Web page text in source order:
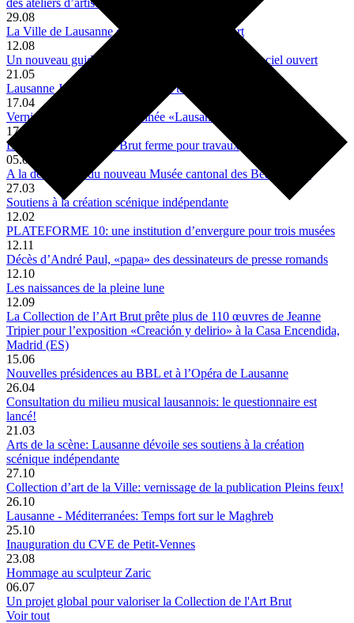
29.08
La Ville de Lausanne enrichit sa collection d’art
12.08
Un nouveau guide pour découvrir l’art lausannois à ciel ouvert
21.05
Lausanne Jardins 2019: de terre à terre
17.04
Vernissage de la bande dessinée «Lausanne imaginée»
17.04
La Collection de l’Art Brut ferme pour travaux
05.04
A la découverte du nouveau Musée cantonal des Beaux -Arts
27.03
Soutiens à la création scénique indépendante
12.02
PLATEFORME 10: une institution d’envergure pour trois musées
12.11
Décès d’André Paul, «papa» des dessinateurs de presse romands
12.10
Les naissances de la pleine lune
12.09
La Collection de l’Art Brut prête plus de 110 œuvres de Jeanne
Tripier pour l’exposition «Creación y delirio» à la Casa Encendida,
Madrid (ES)
15.06
Nouvelles présidences au BBL et à l’Opéra de Lausanne
26.04
Consultation du milieu musical lausannois: le questionnaire est
lancé!
21.03
Arts de la scène: Lausanne dévoile ses soutiens à la création
scénique indépendante
27.10
Collection d’art de la Ville: vernissage de la publication Pleins feux!
26.10
Lausanne - Méditerranées: Temps fort sur le Maghreb
25.10
Inauguration du CVE de Petit-Vennes
23.08
Hommage au sculpteur Zaric
06.07
Un projet global pour valoriser la Collection de l'Art Brut
Voir tout